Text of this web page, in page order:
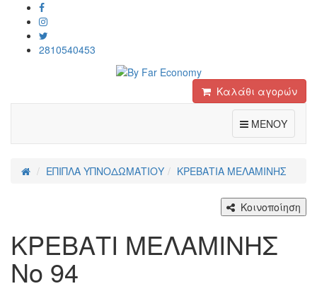
2810540453
Καλάθι αγορών
ΜΕΝΟΥ
ΕΠΙΠΛΑ ΥΠΝΟΔΩΜΑΤΙΟΥ ΚΡΕΒΑΤΙΑ ΜΕΛΑΜΙΝΗΣ
Κοινοποίηση
ΚΡΕΒΑΤΙ ΜΕΛΑΜΙΝΗΣ
Νο 94